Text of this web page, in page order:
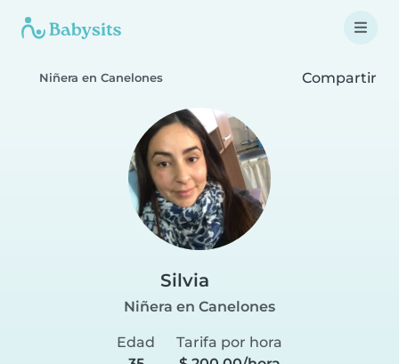
Niñera en Canelones Compartir
Silvia
Niñera en Canelones
Edad
Tarifa por hora